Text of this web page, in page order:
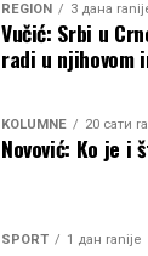
REGION 3 дана
Vučić: Srbi u
radi u njihovom
KOLUMNE 20 сати
Novović: Ko je i
SPORT 1 дан ranije